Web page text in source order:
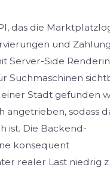
das die
und
Server-Side
Suchmaschinen
einer Stadt gefunden
angetrieben, sodass
ist. Die Backend-
konsequent
realer Last niedrig